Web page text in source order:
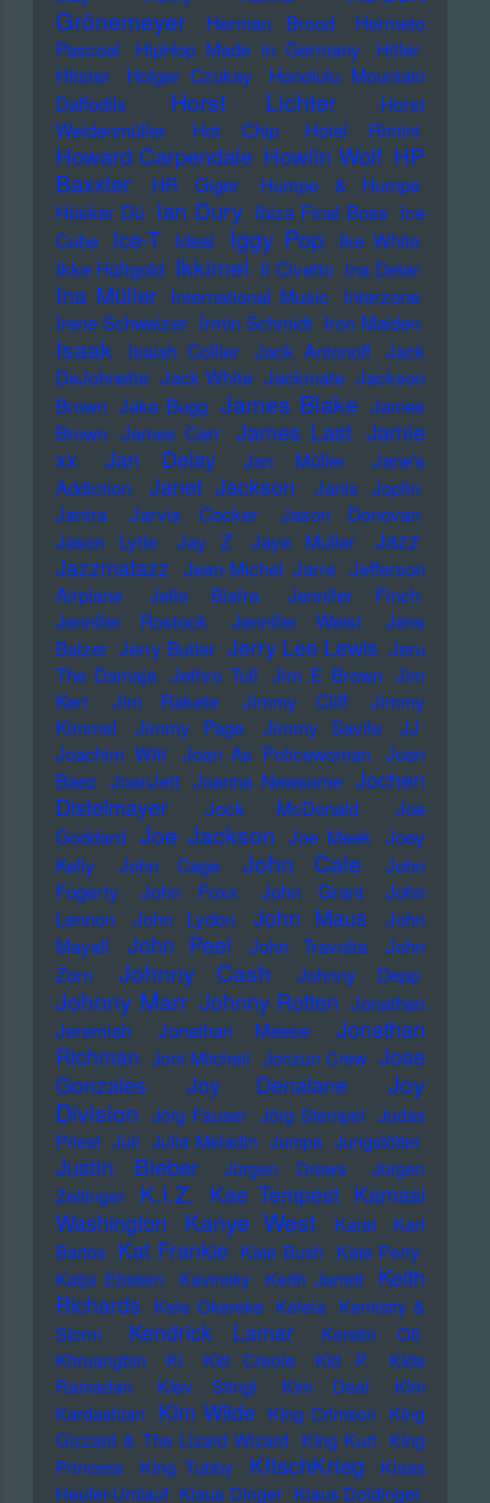
Grönemeyer
Herman Brood
Hermeto
Pascoal
HipHop Made in Germany
Hitler
Hitster
Holger Czukay
Honolulu Mountain
Daffodils
Horst Lichter
Horst
Weidenmüller
Hot Chip Hotel Rimini
Howard Carpendale Howlin Wolf HP
Baxxter
HR Giger
Humpe & Humpe
Hüsker Dü Ian Dury Ibiza Final Boss Ice
Cube
Ice-T Ideal Iggy Pop Ike White
Ikke Hüftgold Ikkimel Il Civetto Ina Deter
Ina Müller International Music Interzone
Irene Schweizer Irmin Schmidt Iron Maiden
Isaak Isaiah Collier Jack Antonoff Jack
DeJohnette Jack White Jackmate Jackson
Brown Jake Bugg James Blake James
Brown James Carr James Last Jamie
xx
Jan Delay Jan Müller
Jane's
Addiction
Janet Jackson
Janis Joplin
Jantra
Jarvis Cocker
Jason Donovan
Jason Lytle
Jay Z Jaye Muller
Jazz
Jazzmatazz Jean-Michel Jarre Jefferson
Airplane
Jello Biafra
Jennifer Finch
Jennifer Rostock
Jennifer Weist
Jens
Balzer Jerry Butler Jerry Lee Lewis Jeru
The Damaja Jethro Tull Jim E Brown Jim
Kerr
Jim Rakete Jimmy Cliff
Jimmy
Kimmel
Jimmy Page Jimmy Savile
JJ
Joachim Witt Joan As Policewoman Joan
Baez JoanJett Joanna Newsome Jochen
Distelmayer
Jock McDonald
Joe
Goddard Joe Jackson Joe Meek Joey
Kelly
John Cage John Cale
John
Fogerty
John Foxx John Grant
John
Lennon
John Lydon John Maus
John
Mayall
John Peel John Travolta
John
Zorn
Johnny Cash Johnny Depp
Johnny Marr Johnny Rotten Jonathan
Jeremiah
Jonathan Meese
Jonathan
Richman Joni Mitchell Jonzun Crew Jose
Gonzales
Joy Denalane
Joy
Division Jörg Fauser Jörg Stempel Judas
Priest Juli Julia Meladin Jumpa Jungstötter
Justin Bieber Jürgen Drews
Jürgen
Zeltinger
K.I.Z. Kae Tempest Kamasi
Washington
Kanye West Karat
Karl
Bartos Kat Frankie Kate Bush Kate Perry
Katja Ebstein
Kavinsky Keith Jarrett
Keith
Richards Kele Okereke Kelela Kemistry &
Storm
Kendrick Lamar
Kerstin Ott
Khruangbin
KI KId Creole KId P.
KIda
Ramadan
KIev Stingl KIm Deal
KIm
Kardashian KIm Wilde KIng Crimson KIng
Gizzard & The Lizard Wizard KIng Kurt KIng
Princess
KIng Tubby KItschKrieg
Klaas
Heufer-Umlauf Klaus Dinger Klaus Doldinger